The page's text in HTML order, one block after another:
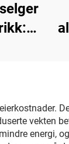
vekten
energi,